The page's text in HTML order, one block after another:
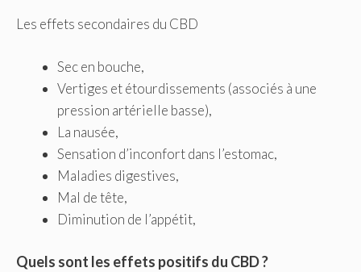
Les effets secondaires du CBD
Sec en bouche,
Vertiges et étourdissements (associés à une
pression artérielle basse),
La nausée,
Sensation d’inconfort dans l’estomac,
Maladies digestives,
Mal de tête,
Diminution de l’appétit,
Quels sont les effets positifs du CBD ?